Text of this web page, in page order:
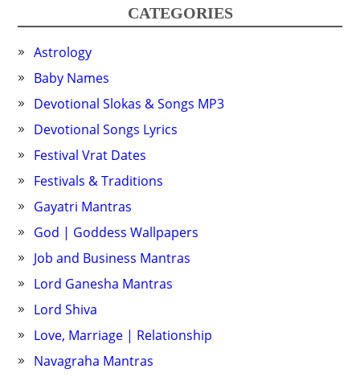
CATEGORIES
Astrology
Baby Names
Devotional Slokas & Songs MP3
Devotional Songs Lyrics
Festival Vrat Dates
Festivals & Traditions
Gayatri Mantras
God | Goddess Wallpapers
Job and Business Mantras
Lord Ganesha Mantras
Lord Shiva
Love, Marriage | Relationship
Navagraha Mantras